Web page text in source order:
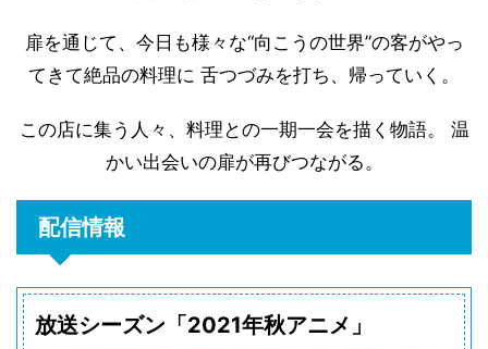
扉を通じて、今日も様々な“向こうの世界”の客がやっ
てきて絶品の料理に 舌つづみを打ち、帰っていく。
この店に集う人々、料理との一期一会を描く物語。 温
かい出会いの扉が再びつながる。
配信情報
放送シーズン「2021年秋アニメ」